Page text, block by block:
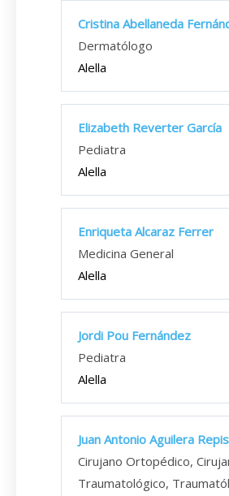
Cristina Abellaneda
Dermatólogo
Alella
Elizabeth Reverter García
Pediatra
Alella
Enriqueta Alcaraz Ferrer
Medicina General
Alella
Jordi Pou Fernández
Pediatra
Alella
Juan Antonio Aguilera
Cirujano Ortopédico,
Traumatológico,